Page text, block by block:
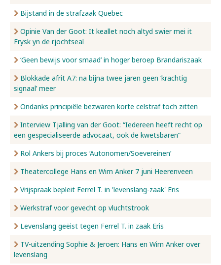
Bijstand in de strafzaak Quebec
Opinie Van der Goot: It keallet noch altyd swier mei it
Frysk yn de rjochtseal
‘Geen bewijs voor smaad’ in hoger beroep Brandariszaak
Blokkade afrit A7: na bijna twee jaren geen ‘krachtig
signaal’ meer
Ondanks principiële bezwaren korte celstraf toch zitten
Interview Tjalling van der Goot: “Iedereen heeft recht op
een gespecialiseerde advocaat, ook de kwetsbaren”
Rol Ankers bij proces ‘Autonomen/Soevereinen’
Theatercollege Hans en Wim Anker 7 juni Heerenveen
Vrijspraak bepleit Ferrel T. in 'levenslang-zaak' Eris
Werkstraf voor gevecht op vluchtstrook
Levenslang geëist tegen Ferrel T. in zaak Eris
TV-uitzending Sophie & Jeroen: Hans en Wim Anker over
levenslang